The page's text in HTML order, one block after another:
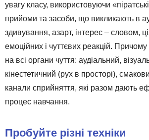
увагу класу, використовуючи «піратські
прийоми та засоби, що викликають в
здивування, азарт, інтерес – словом,
емоційних і чуттєвих реакцій.
на всі органи чуття: аудіальний,
кінестетичний (рух в просторі),
канали сприйняття, які разом дають
процес навчання.
Пробуйте різні техніки